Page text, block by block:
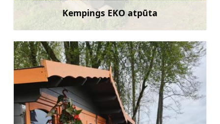
Kempings EKO atpūta